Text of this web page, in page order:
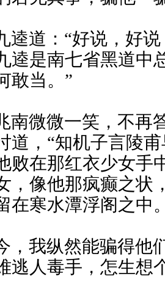
道：“好说，好
逵是南七省黑道中
敢当。”
南微微一笑，不再
道，“知机子言陵
败在那红衣少女手
，像他那疯癫之状
在寒水潭浮阁之中
，我纵然能骗得他
逃人毒手，怎生想